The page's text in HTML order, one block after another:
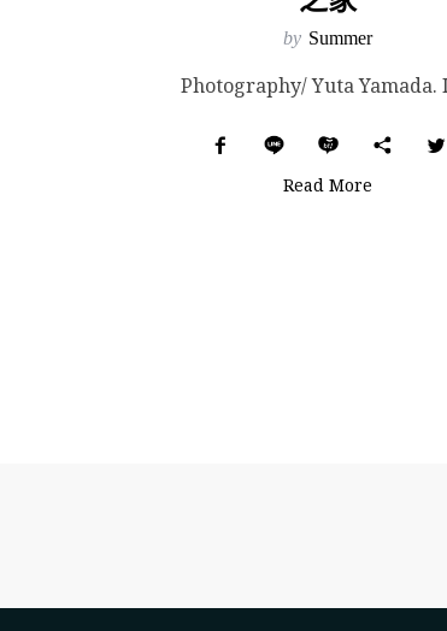
by Summer
Read More